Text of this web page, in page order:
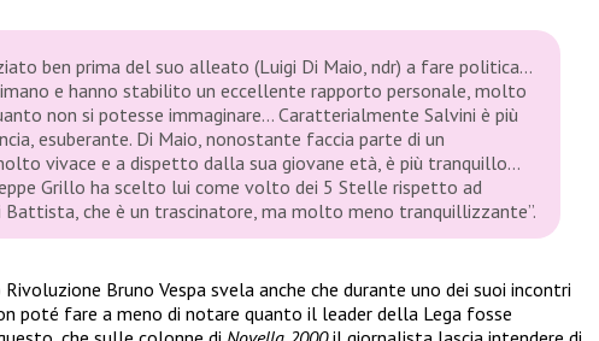
ben prima del suo alleato (Luigi Di Maio, ndr) a fare politica…
e hanno stabilito un eccellente rapporto personale, molto
non si potesse immaginare… Caratterialmente Salvini è più
esuberante. Di Maio, nonostante faccia parte di un
vivace e a dispetto dalla sua giovane età, è più tranquillo…
Grillo ha scelto lui come volto dei 5 Stelle rispetto ad
Battista, che è un trascinatore, ma molto meno tranquillizzante”.
Bruno Vespa svela anche che durante uno dei suoi incontri
poté fare a meno di notare quanto il leader della Lega fosse